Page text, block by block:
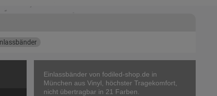
Einlassbänder von fodiled-shop.de in
München aus Vinyl, höchster Tragekomfort,
nicht übertragbar in 21 Farben.